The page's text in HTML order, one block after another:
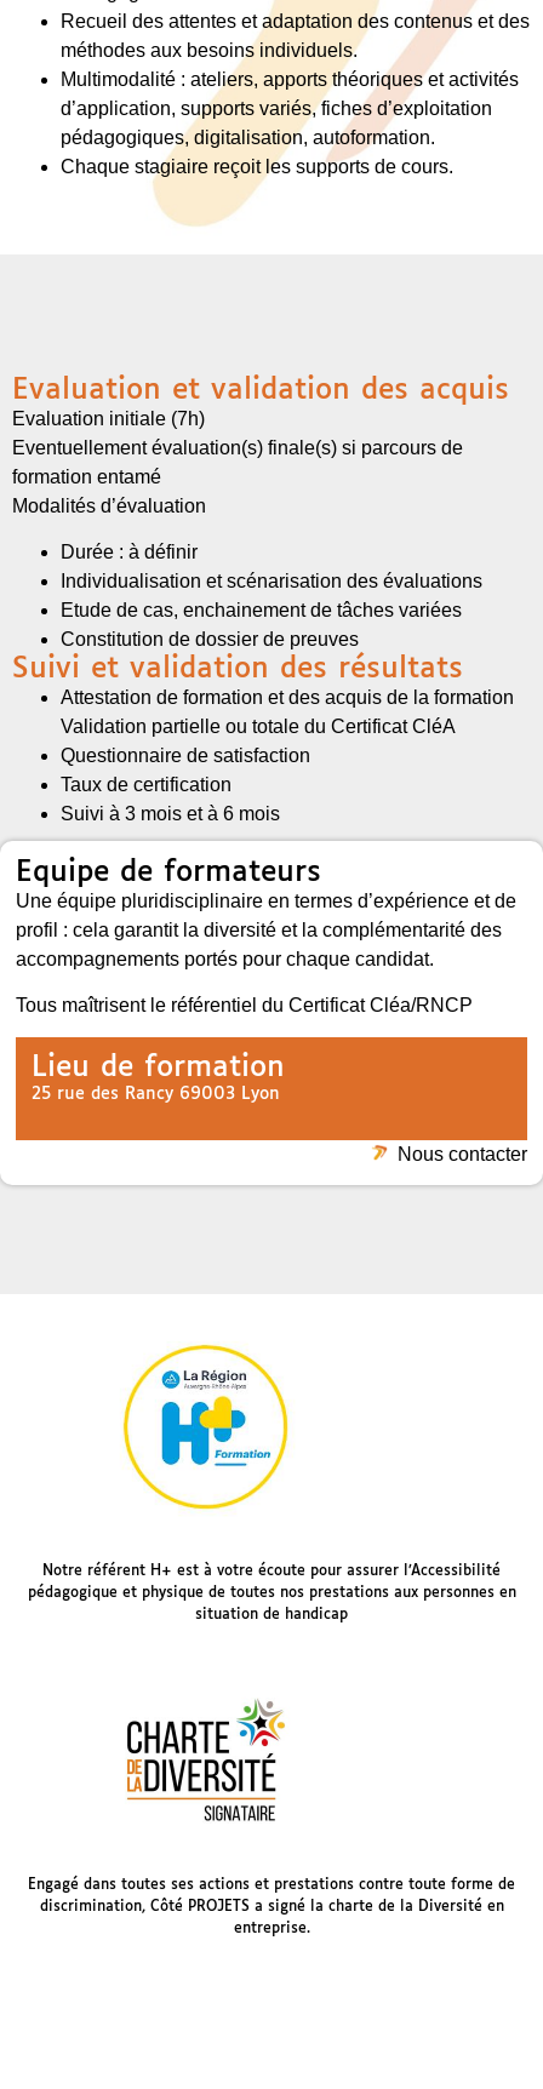
Recueil des attentes et adaptation des contenus et des
méthodes aux besoins individuels.
Multimodalité : ateliers, apports théoriques et activités
d’application, supports variés, fiches d’exploitation
pédagogiques, digitalisation, autoformation.
Chaque stagiaire reçoit les supports de cours.
Evaluation et validation des acquis
Evaluation initiale (7h)
Eventuellement évaluation(s) finale(s) si parcours de
formation entamé
Modalités d’évaluation
Durée : à définir
Individualisation et scénarisation des évaluations
Etude de cas, enchainement de tâches variées
Constitution de dossier de preuves
Suivi et validation des résultats
Attestation de formation et des acquis de la formation
Validation partielle ou totale du Certificat CléA
Questionnaire de satisfaction
Taux de certification
Suivi à 3 mois et à 6 mois
Equipe de formateurs
Une équipe pluridisciplinaire en termes d’expérience et de
profil : cela garantit la diversité et la complémentarité des
accompagnements portés pour chaque candidat.
Tous maîtrisent le référentiel du Certificat Cléa/RNCP
Lieu de formation
25 rue des Rancy 69003 Lyon
Nous contacter
Notre référent H+ est à votre écoute pour assurer l’Accessibilité
pédagogique et physique de toutes nos prestations aux personnes en
situation de handicap
Engagé dans toutes ses actions et prestations contre toute forme de
discrimination, Côté PROJETS a signé la charte de la Diversité en
entreprise.